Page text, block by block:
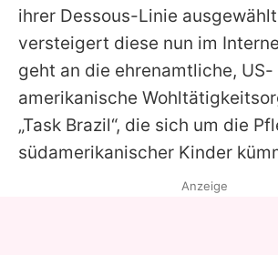
ihrer Dessous-Linie
versteigert diese nun im
geht an die ehrenamtliche, US-
amerikanische
„Task Brazil“, die sich um die
südamerikanischer Kinder
Anzeige